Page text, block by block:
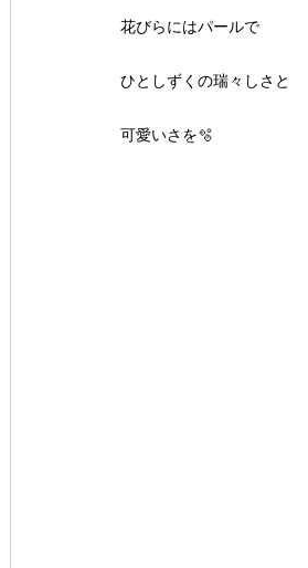
花びらにはパールで
ひとしずくの瑞々しさと
可愛いさを🫧